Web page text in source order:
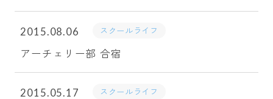
2015.08.06 スクールライフ
アーチェリー部 合宿
2015.05.17 スクールライフ